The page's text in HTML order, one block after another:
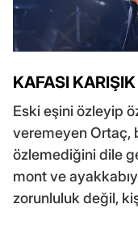
KAFASI KARIŞIK
Eski eşini özleyip
veremeyen Ortaç,
özlemediğini dile
mont ve
zorunluluk değil,